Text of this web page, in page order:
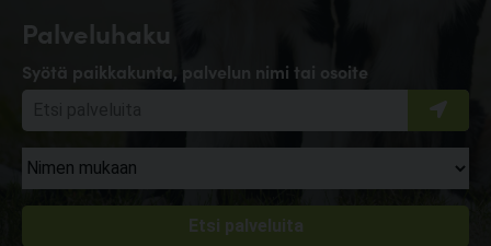
Palveluhaku
Syötä paikkakunta, palvelun nimi tai osoite